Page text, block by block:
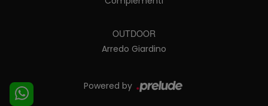
OUTDOOR
Arredo Giardino
Powered by